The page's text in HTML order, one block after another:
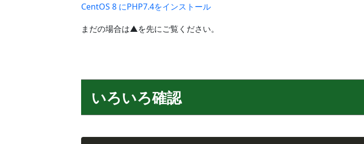
CentOS 8 にPHP7.4をインストール
まだの場合は▲を先にご覧ください。
いろいろ確認